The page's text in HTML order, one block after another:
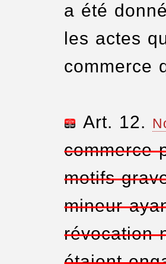
a été
les actes
commerce
Art. 12.
commerce
motifs
mineur
révocation